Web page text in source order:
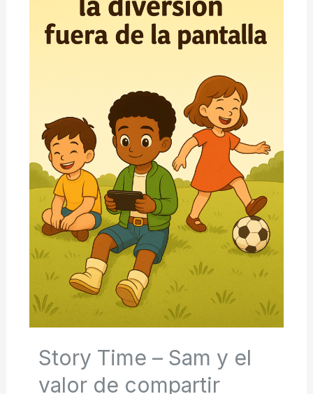
poder
Story Time – Sam y el
valor de compartir